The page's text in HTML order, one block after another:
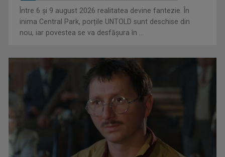
transformă ...
(P) Programări non-stop: cum umple un sistem online
golurile din agenda ...
Între 6 și 9 august 2026 realitatea devine fantezie. În
inima Central Park, porțile UNTOLD sunt deschise din
nou, iar povestea se va desfășura în ...